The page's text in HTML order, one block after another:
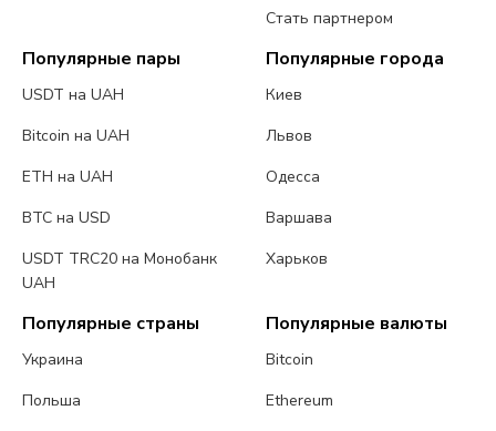
Стать партнером
Популярные пары
USDT на UAH
Bitcoin на UAH
ETH на UAH
BTC на USD
USDT TRC20 на Монобанк
UAH
Популярные города
Киев
Львов
Одесса
Варшава
Харьков
Популярные страны
Украина
Польша
Популярные валюты
Bitcoin
Ethereum